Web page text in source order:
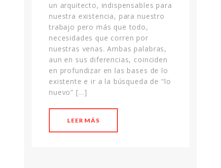
un arquitecto, indispensables para
nuestra existencia, para nuestro
trabajo pero más que todo,
necesidades que corren por
nuestras venas. Ambas palabras,
aun en sus diferencias, coinciden
en profundizar en las bases de lo
existente e ir a la búsqueda de “lo
nuevo” […]
LEER MÁS